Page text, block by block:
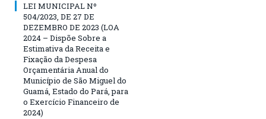
LEI MUNICIPAL Nº
504/2023, DE 27 DE
DEZEMBRO DE 2023 (LOA
2024 – Dispõe Sobre a
Estimativa da Receita e
Fixação da Despesa
Orçamentária Anual do
Município de São Miguel do
Guamá, Estado do Pará, para
o Exercício Financeiro de
2024)